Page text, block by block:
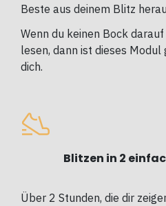
Beste aus deinem Blitz
Wenn du keinen Bock
lesen, dann ist dieses Modul
dich.
Blitzen in 2
Über 2 Stunden, die dir